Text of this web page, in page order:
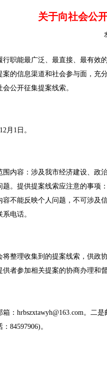
关于向社会公
能最广泛、最直接、最有效
案的信息渠道和社会参与面，充
公开征集提案线索。
1日。
容：涉及我市经济建设、政
题。提供提案线索应注意的事项
容不能反映个人问题，不可涉及
电话。
理收集到的提案线索，供政
供者参加相关提案的协商办理和
hrbszxtawyh@163.com。二
84597906)。